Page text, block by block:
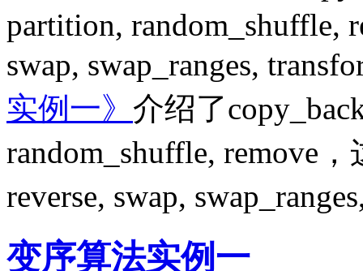
partition, random_shuffle,
swap, swap_ranges,
实例一》 介绍了
random_shuffle, remove
reverse, swap,
变序算法实例一